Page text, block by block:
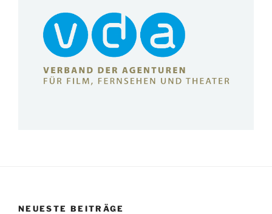
NEUESTE BEITRÄGE